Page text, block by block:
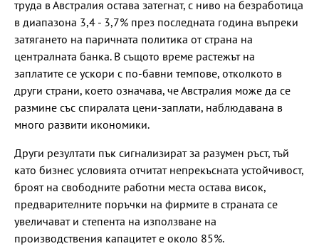
труда в Австралия остава затегнат, с ниво на безработица
в диапазона 3,4 - 3,7% през последната година въпреки
затягането на паричната политика от страна на
централната банка. В същото време растежът на
заплатите се ускори с по-бавни темпове, отколкото в
други страни, което означава, че Австралия може да се
размине със спиралата цени-заплати, наблюдавана в
много развити икономики.
Други резултати пък сигнализират за разумен ръст, тъй
като бизнес условията отчитат непрекъсната устойчивост,
броят на свободните работни места остава висок,
предварителните поръчки на фирмите в страната се
увеличават и степента на използване на
производствения капацитет е около 85%.